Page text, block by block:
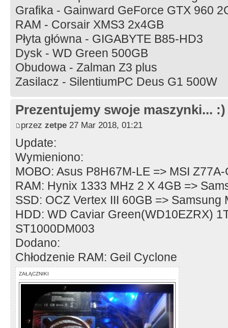
Grafika - Gainward GeForce GTX 960
RAM - Corsair XMS3 2x4GB
Płyta główna - GIGABYTE B85-HD3
Dysk - WD Green 500GB
Obudowa - Zalman Z3 plus
Zasilacz - SilentiumPC Deus G1 500W
Prezentujemy swoje maszynki... :)
przez zetpe 27 Mar 2018, 01:21
Update:
Wymieniono:
MOBO: Asus P8H67M-LE => MSI
RAM: Hynix 1333 MHz 2 X 4GB =>
SSD: OCZ Vertex III 60GB =>
HDD: WD Caviar Green(WD10EZRX)
ST1000DM003
Dodano:
Chłodzenie RAM: Geil Cyclone
ZAŁĄCZNIKI